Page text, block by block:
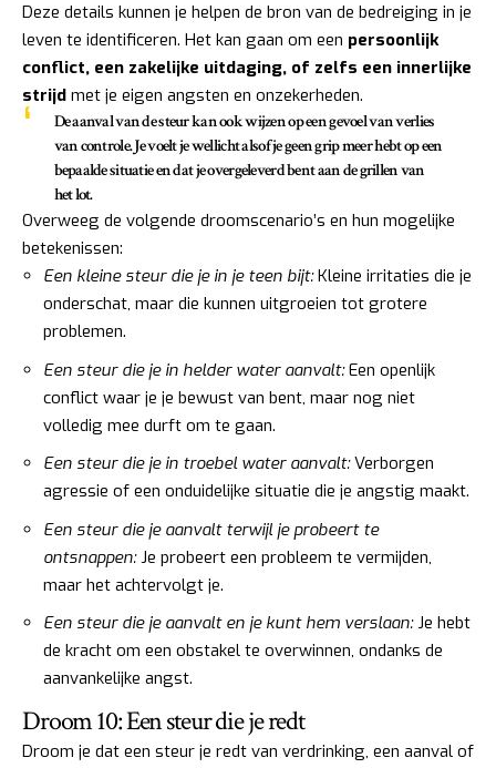
Deze details kunnen je helpen de bron van de bedreiging in je
leven te identificeren. Het kan gaan om een persoonlijk
conflict, een zakelijke uitdaging, of zelfs een innerlijke
strijd met je eigen angsten en onzekerheden.
De aanval van de steur kan ook wijzen op een gevoel van verlies
van controle. Je voelt je wellicht alsof je geen grip meer hebt op een
bepaalde situatie en dat je overgeleverd bent aan de grillen van
het lot.
Overweeg de volgende droomscenario’s en hun mogelijke
betekenissen:
Een kleine steur die je in je teen bijt:Kleine irritaties die je
onderschat, maar die kunnen uitgroeien tot grotere
problemen.
Een steur die je in helder water aanvalt:Een openlijk
conflict waar je je bewust van bent, maar nog niet
volledig mee durft om te gaan.
Een steur die je in troebel water aanvalt:Verborgen
agressie of een onduidelijke situatie die je angstig maakt.
Een steur die je aanvalt terwijl je probeert te
ontsnappen:Je probeert een probleem te vermijden,
maar het achtervolgt je.
Een steur die je aanvalt en je kunt hem verslaan:Je hebt
de kracht om een obstakel te overwinnen, ondanks de
aanvankelijke angst.
Droom 10: Een steur die je redt
Droom je dat een steur je redt van verdrinking, een aanval of